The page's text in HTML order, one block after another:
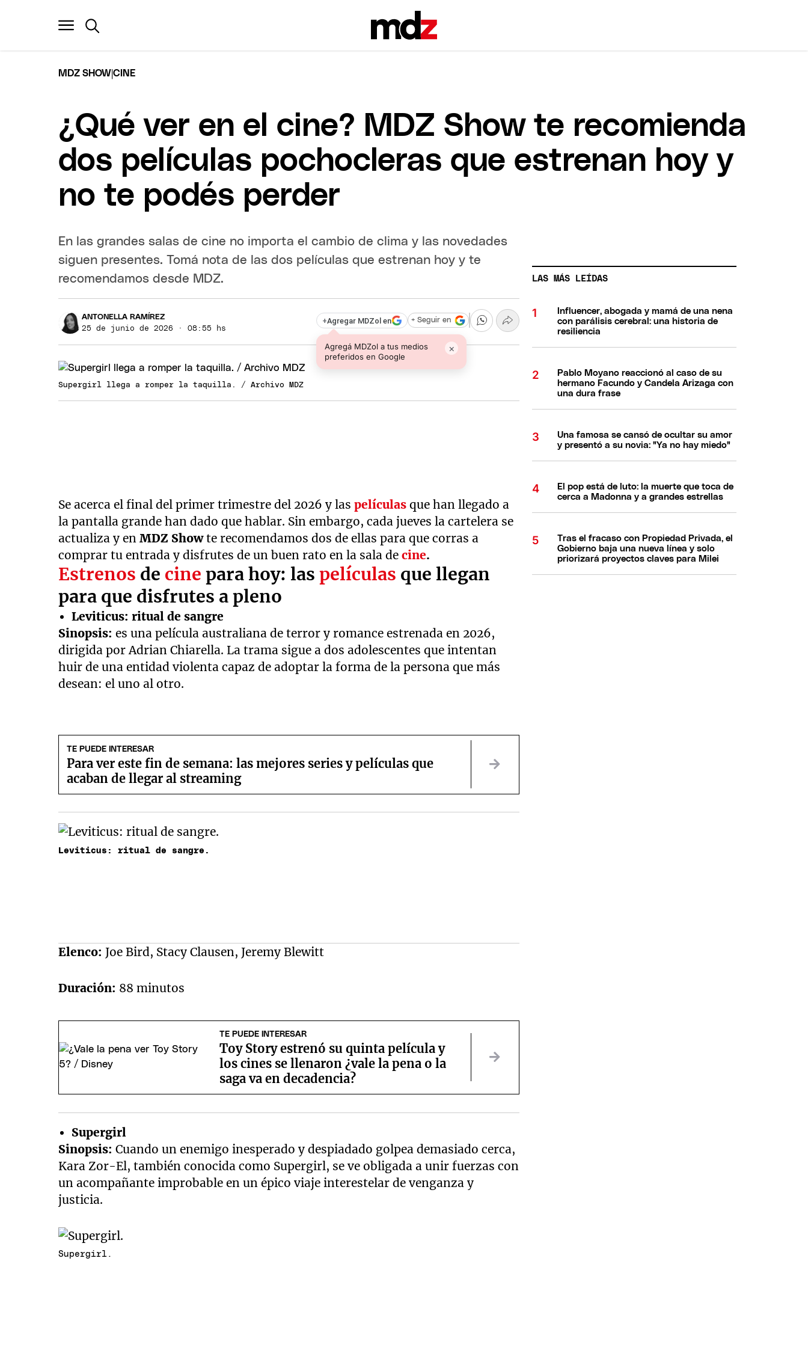
MDZ SHOW|CINE
¿Qué ver en el cine? MDZ Show te recomienda
dos películas pochocleras que estrenan hoy y
no te podés perder
En las grandes salas de cine no importa el cambio de clima y las novedades
siguen presentes. Tomá nota de las dos películas que estrenan hoy y te
recomendamos desde MDZ.
ANTONELLA RAMÍREZ
25 de junio de 2026 · 08:55 hs
+Agregar MDZol en
Agregá MDZol a tus medios
preferidos en Google
×
+ Seguir en
Supergirl llega a romper la taquilla. / Archivo MDZ
Se acerca el final del primer trimestre del 2026 y laspelículas que han llegado a
la pantalla grande han dado que hablar. Sin embargo, cada jueves la cartelera se
actualiza y enMDZ Showte recomendamos dos de ellas para que corras a
comprar tu entrada y disfrutes de un buen rato en la sala decine.
Estrenos de cine para hoy: laspelículas que llegan
para que disfrutes a pleno
Leviticus: ritual de sangre
Sinopsis: es una película australiana de terror y romance estrenada en 2026,
dirigida por Adrian Chiarella. La trama sigue a dos adolescentes que intentan
huir de una entidad violenta capaz de adoptar la forma de la persona que más
desean: el uno al otro.
TE PUEDE INTERESAR
Para ver este fin de semana: las mejores series y películas que
acaban de llegar al streaming
Leviticus: ritual de sangre.
Elenco: Joe Bird, Stacy Clausen, Jeremy Blewitt
Duración: 88 minutos
TE PUEDE INTERESAR
Toy Story estrenó su quinta película y
los cines se llenaron ¿vale la pena o la
saga va en decadencia?
Supergirl
Sinopsis: Cuando un enemigo inesperado y despiadado golpea demasiado cerca,
Kara Zor-El, también conocida como Supergirl, se ve obligada a unir fuerzas con
un acompañante improbable en un épico viaje interestelar de venganza y
justicia.
Supergirl.
LAS MÁS LEÍDAS
Influencer, abogada y mamá de una nena
con parálisis cerebral: una historia de
resiliencia
Pablo Moyano reaccionó al caso de su
hermano Facundo y Candela Arizaga con
una dura frase
Una famosa se cansó de ocultar su amor
y presentó a su novia: "Ya no hay miedo"
El pop está de luto: la muerte que toca de
cerca a Madonna y a grandes estrellas
Tras el fracaso con Propiedad Privada, el
Gobierno baja una nueva línea y solo
priorizará proyectos claves para Milei